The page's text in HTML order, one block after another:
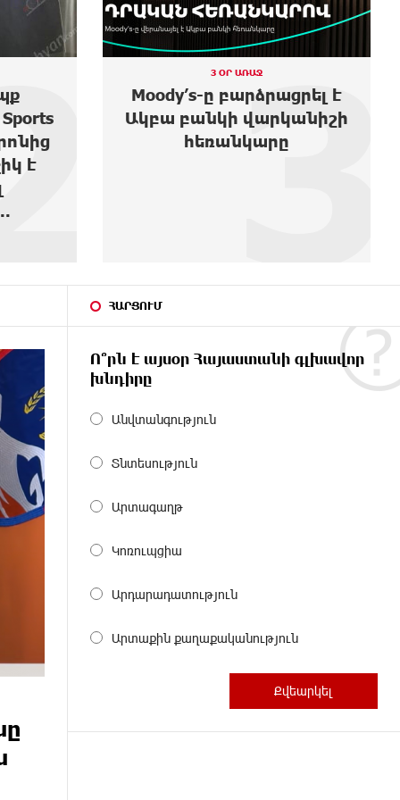
է
2 ՕՐ ԱՌԱՋ
Առաջին ելույթս Ազգային
ժողովում․ Մամիկոն
Ասլանյան4
ՀԱՐՑՈՒՄ
Ո՞րն է այսօր Հայաստանի գլխավոր
խնդիրը
Անվտանգություն
Տնտեսություն
Արտագաղթ
Կոռուպցիա
Արդարադատություն
Արտաքին քաղաքականություն